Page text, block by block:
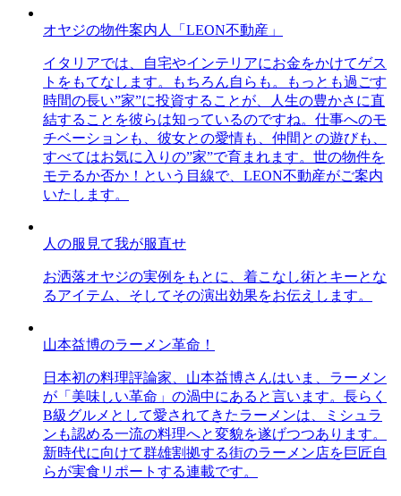
オヤジの物件案内人「LEON不動産」
イタリアでは、自宅やインテリアにお金をかけてゲス
トをもてなします。もちろん自らも。もっとも過ごす
時間の長い”家”に投資することが、人生の豊かさに直
結することを彼らは知っているのですね。仕事へのモ
チベーションも、彼女との愛情も、仲間との遊びも、
すべてはお気に入りの”家”で育まれます。世の物件を
モテるか否か！という目線で、LEON不動産がご案内
いたします。
人の服見て我が服直せ
お洒落オヤジの実例をもとに、着こなし術とキーとな
るアイテム、そしてその演出効果をお伝えします。
山本益博のラーメン革命！
日本初の料理評論家、山本益博さんはいま、ラーメン
が「美味しい革命」の渦中にあると言います。長らく
B級グルメとして愛されてきたラーメンは、ミシュラ
ンも認める一流の料理へと変貌を遂げつつあります。
新時代に向けて群雄割拠する街のラーメン店を巨匠自
らが実食リポートする連載です。